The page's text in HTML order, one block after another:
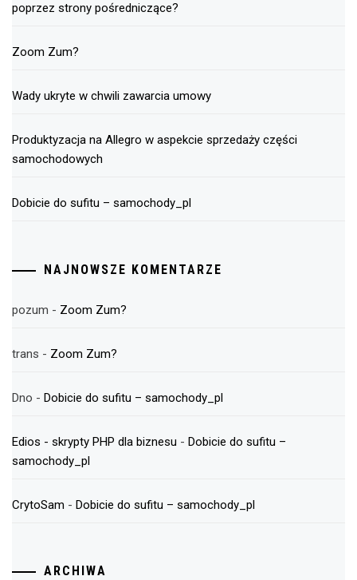
poprzez strony pośredniczące?
Zoom Zum?
Wady ukryte w chwili zawarcia umowy
Produktyzacja na Allegro w aspekcie sprzedaży części
samochodowych
Dobicie do sufitu – samochody_pl
NAJNOWSZE KOMENTARZE
pozum - Zoom Zum?
trans - Zoom Zum?
Dno - Dobicie do sufitu – samochody_pl
Edios - skrypty PHP dla biznesu - Dobicie do sufitu –
samochody_pl
CrytoSam - Dobicie do sufitu – samochody_pl
ARCHIWA